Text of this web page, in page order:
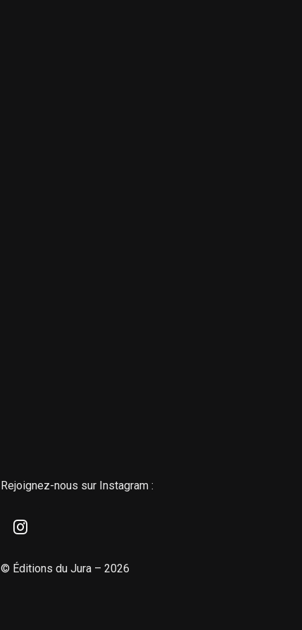
Rejoignez-nous sur Instagram :
© Éditions du Jura – 2026